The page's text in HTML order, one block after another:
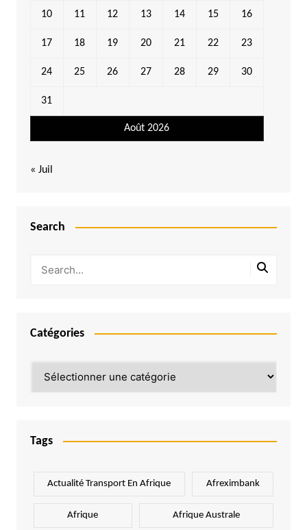
Août 2026
10 11 12 13 14 15 16
17 18 19 20 21 22 23
24 25 26 27 28 29 30
31
« Juil
Search
Catégories
Tags
Actualité Transport En Afrique Afreximbank
Afrique Afrique Australe